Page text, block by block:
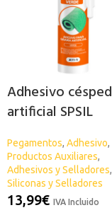
Adhesivo césped
artificial SPSIL
Pegamentos, Adhesivo,
Productos Auxiliares,
Adhesivos y Selladores,
Siliconas y Selladores
13,99€ IVA Incluido